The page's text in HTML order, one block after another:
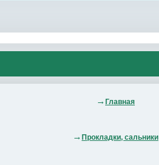
Главная
Прокладки, сальники